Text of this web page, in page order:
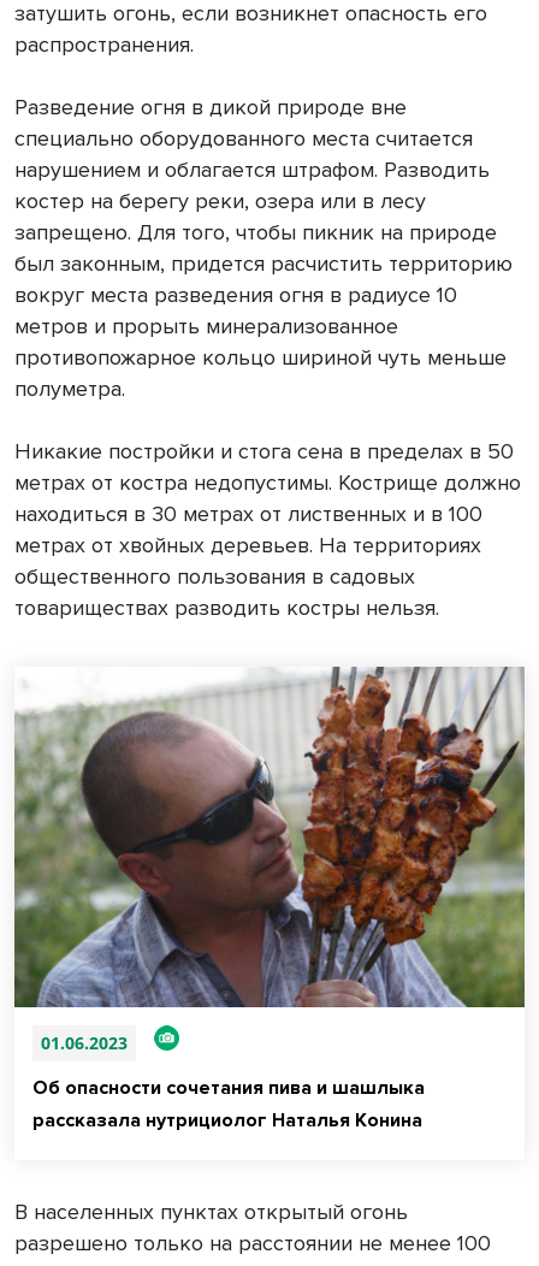
затушить огонь, если возникнет опасность его
распространения.
Разведение огня в дикой природе вне
специально оборудованного места считается
нарушением и облагается штрафом. Разводить
костер на берегу реки, озера или в лесу
запрещено. Для того, чтобы пикник на природе
был законным, придется расчистить территорию
вокруг места разведения огня в радиусе 10
метров и прорыть минерализованное
противопожарное кольцо шириной чуть меньше
полуметра.
Никакие постройки и стога сена в пределах в 50
метрах от костра недопустимы. Кострище должно
находиться в 30 метрах от лиственных и в 100
метрах от хвойных деревьев. На территориях
общественного пользования в садовых
товариществах разводить костры нельзя.
01.06.2023
Об опасности сочетания пива и шашлыка
рассказала нутрициолог Наталья Конина
В населенных пунктах открытый огонь
разрешено только на расстоянии не менее 100